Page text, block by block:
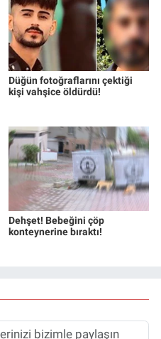
Düğün fotoğraflarını çektiği
kişi vahşice öldürdü!
Dehşet! Bebeğini çöp
konteynerine bıraktı!